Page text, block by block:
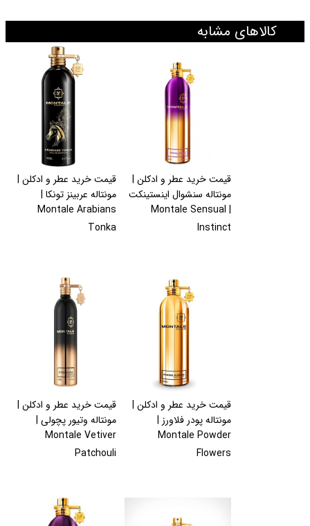
کالاهای مشابه
قیمت خرید عطر و ادکلن |
مونتاله پودر فلاورز |
Montale Powder
Flowers
قیمت خرید عطر و ادکلن |
مونتاله وتیور پچولی |
Montale Vetiver
Patchouli
قیمت خرید عطر و ادکلن |
مونتاله سنشوال اینستینکت
| Montale Sensual
Instinct
قیمت خرید عطر و ادکلن |
مونتاله عربینز تونکا |
Montale Arabians
Tonka